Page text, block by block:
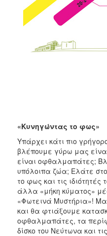
«Κυνηγώντας το φως»
Υπάρχει κάτι πιο
βλέπουμε γύρω μας
είναι οφθαλμαπάτες;
υπόλοιπα ζώα; Ελάτε
το φως και τις
άλλα «μήκη κύματος»
«Φωτεινά Μυστήρια»!
και θα φτιάξουμε
οφθαλμαπάτες, τα
δίσκο του Νεύτωνα και